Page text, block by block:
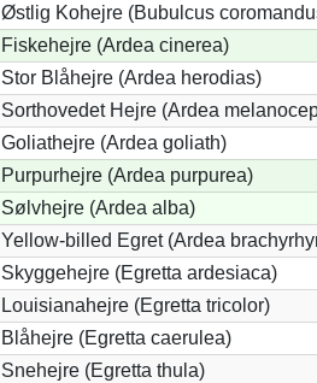
Østlig Kohejre (Bubulcus
Fiskehejre (Ardea cinerea)
Stor Blåhejre (Ardea herodias)
Sorthovedet Hejre (Ardea
Goliathejre (Ardea goliath)
Purpurhejre (Ardea purpurea)
Sølvhejre (Ardea alba)
Yellow-billed Egret (Ardea
Skyggehejre (Egretta ardesiaca)
Louisianahejre (Egretta tricolor)
Blåhejre (Egretta caerulea)
Snehejre (Egretta thula)